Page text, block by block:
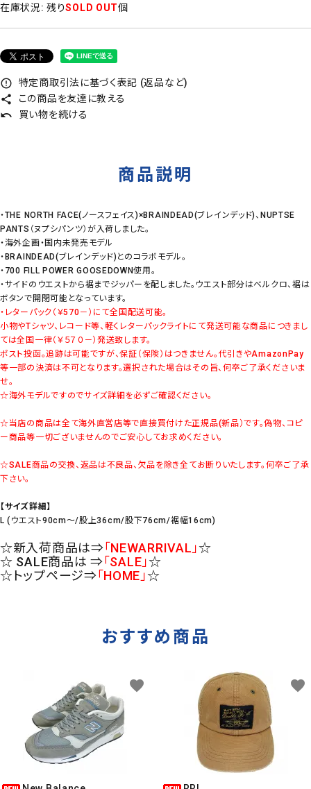
在庫状況: 残りSOLD OUT個
error_outline 特定商取引法に基づく表記 (返品など)
share この商品を友達に教える
undo 買い物を続ける
商品説明
・THE NORTH FACE(ノースフェイス)×BRAINDEAD(ブレインデッド)、NUPTSE
PANTS（ヌプシパンツ）が入荷しました。
・海外企画・国内未発売モデル
・BRAINDEAD(ブレインデッド)とのコラボモデル。
・700 FILL POWER GOOSEDOWN使用。
・サイドのウエストから裾までジッパーを配しました。ウエスト部分はベルクロ、裾は
ボタンで開閉可能となっています。
・レターパック（￥570－）にて全国配送可能。
小物やTシャツ、レコード等、軽くレターパックライトにて発送可能な商品につきまし
ては全国一律（￥５７０－）発送致します。
ポスト投函。追跡は可能ですが、保証（保険）はつきません。代引きやAmazonPay
等一部の決済は不可となります。選択された場合はその旨、何卒ご了承くださいま
せ。
☆海外モデルですのでサイズ詳細を必ずご確認ください。
☆当店の商品は全て海外直営店等で直接買付けた正規品(新品）です。偽物、コピ
ー商品等一切ございませんのでご安心してお求めください。
☆SALE商品の交換、返品は不良品、欠品を除き全てお断りいたします。何卒ご了承
下さい。
【サイズ詳細】
L (ウエスト90cm～/股上36cm/股下76cm/裾幅16cm)
☆新入荷商品は⇒「NEWARRIVAL」☆
☆ SALE商品は ⇒「SALE」☆
☆トップページ⇒「HOME」☆
おすすめ商品
favorite favorite